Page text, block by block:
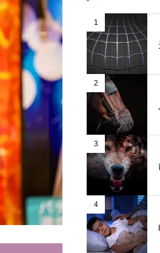
1
2
3
4